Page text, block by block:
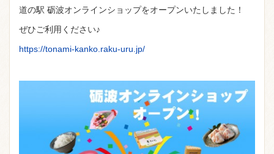
道の駅 砺波オンラインショップをオープンいたしました！
ぜひご利用ください♪
https://tonami-kanko.raku-uru.jp/